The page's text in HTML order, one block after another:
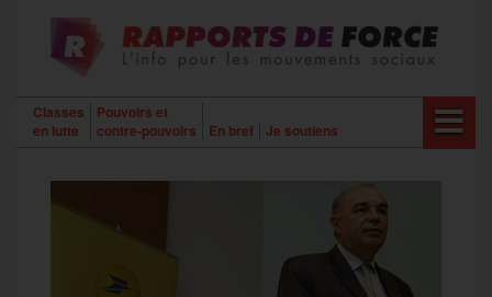
contenu
Classes
en lutte
Pouvoirs et
contre-pouvoirs
En bref Je soutiens